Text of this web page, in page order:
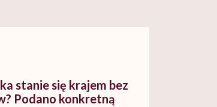
stanie się krajem bez
Podano konkretną